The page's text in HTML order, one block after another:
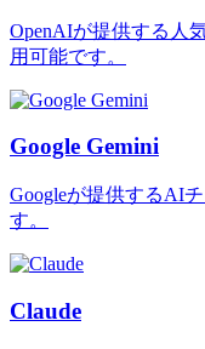
OpenAIが提供する人
用可能です。
Google Gemini
Googleが提供するAI
す。
Claude